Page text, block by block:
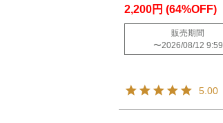
2,200円 (64%OFF)
販売期間
〜2026/08/12 9:59
5.00